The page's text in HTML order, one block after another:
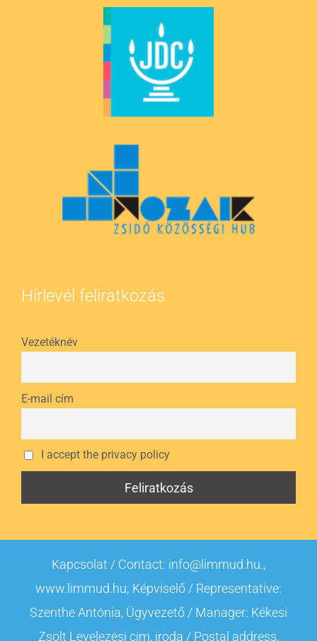
Hírlevél feliratkozás
Vezetéknév
E-mail cím
I accept the privacy policy
Kapcsolat / Contact: info@limmud.hu.,
www.limmud.hu; Képviselő / Representative:
Szenthe Antónia, Ügyvezető / Manager: Kékesi
Zsolt Levelezési cím, iroda / Postal address,